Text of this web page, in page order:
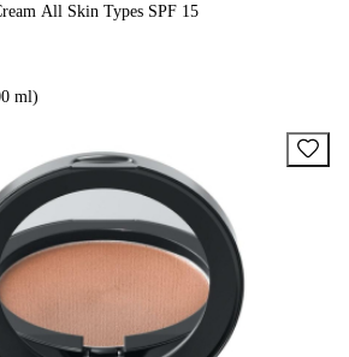
All Skin Types SPF 15
ml)